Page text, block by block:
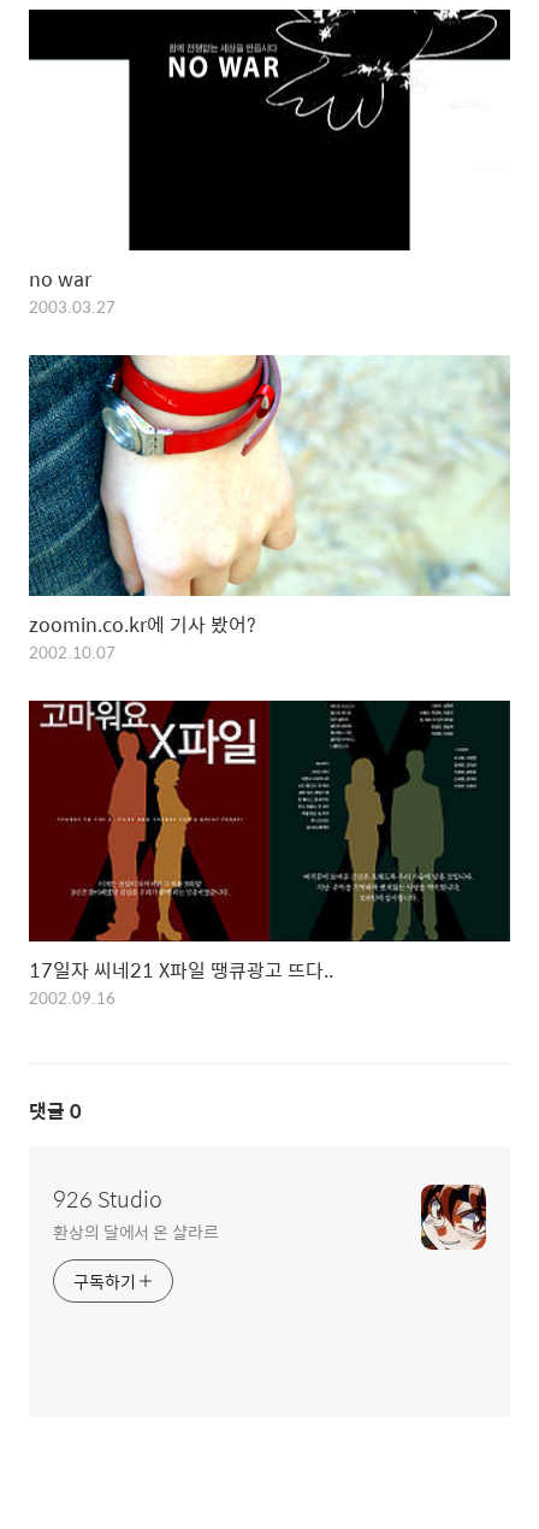
no war
2003.03.27
zoomin.co.kr에 기사 봤어?
2002.10.07
17일자 씨네21 X파일 땡큐광고 뜨다..
2002.09.16
댓글 0
926 Studio
환상의 달에서 온 샬라르
구독하기